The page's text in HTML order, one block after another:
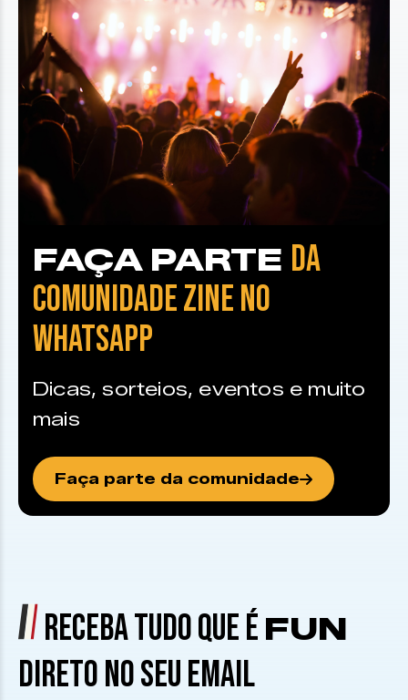
FAÇA PARTE DA
COMUNIDADE ZINE NO
WHATSAPP
Dicas, sorteios, eventos e muito
mais
Faça parte da comunidade
RECEBA TUDO QUE É FUN
DIRETO NO SEU EMAIL